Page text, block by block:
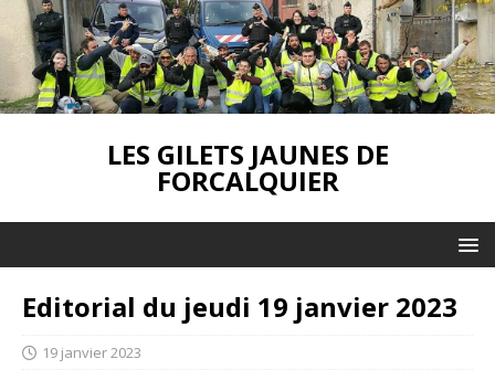
LES GILETS JAUNES DE
FORCALQUIER
Editorial du jeudi 19 janvier 2023
19 janvier 2023